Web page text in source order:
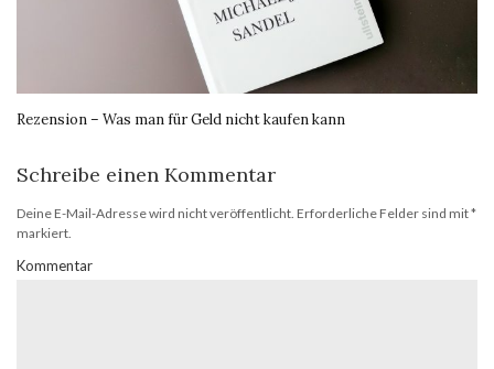
Rezension – Was man für Geld nicht kaufen kann
Schreibe einen Kommentar
Deine E-Mail-Adresse wird nicht veröffentlicht. Erforderliche Felder sind mit*
markiert.
Kommentar